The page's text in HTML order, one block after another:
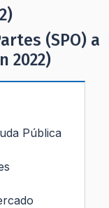
(SPO) a
2022)
Pública